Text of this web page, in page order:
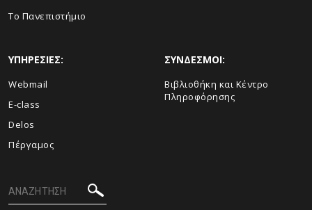
Το Πανεπιστήμιο
ΥΠΗΡΕΣΙΕΣ:
Webmail
E-class
Delos
Πέργαμος
ΣΥΝΔΕΣΜΟΙ:
Βιβλιοθήκη και Κέντρο
Πληροφόρησης